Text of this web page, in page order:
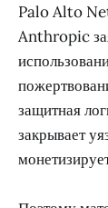
Palo Alto
Anthropic
защитная
закрывает